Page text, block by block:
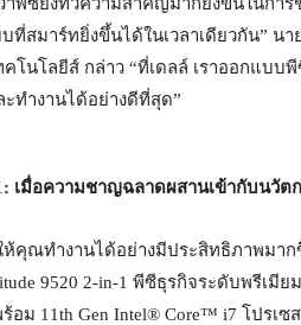
ที่สมาร์ทยิ่งขึ้นได้ในเวลาเดียวกัน”
คโนโลยีส์ กล่าว “ที่เดลล์ เราออกแบ
ทำงานได้อย่างดีที่สุด”
เมื่อความชาญฉลาดผสานเข้ากับนวัต
คุณทำงานได้อย่างมีประสิทธิภาพมา
9520 2-in-1 พีซีธุรกิจระดับพรีเ
ม 11th Gen Intel® Core™ i7 โปรเซ